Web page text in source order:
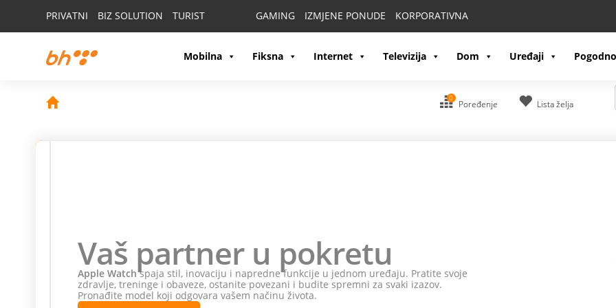
PRIVATNI BIZ SOLUTION TURIST GAMING IZMJENE PONUDE KORPORATIVNA
Mobilna Fiksna Internet Televizija Dom Uređaji
0
Poređenje Lista želja
Vaš partner u pokretu
Apple Watchspaja stil, inovaciju i napredne funkcije u jednom uređaju. Pratite svoje
zdravlje, treninge i obaveze, ostanite povezani i budite spremni za svaki izazov.
Pronađite model koji odgovara vašem načinu života.